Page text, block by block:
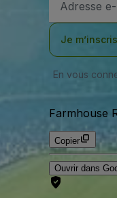
e-
Je m’inscris
En vous
Farmhouse
Copier
Ouvrir dans